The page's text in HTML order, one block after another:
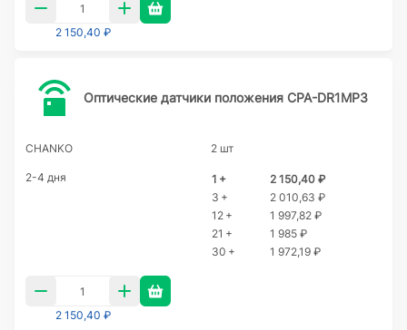
2 150,40 ₽
Оптические датчики положения CPA-DR1MP3
CHANKO 2 шт
2-4 дня 1 +
2 150,40 ₽
3 +
2 010,63 ₽
12 +
1 997,82 ₽
21 +
1 985 ₽
30 +
1 972,19 ₽
2 150,40 ₽